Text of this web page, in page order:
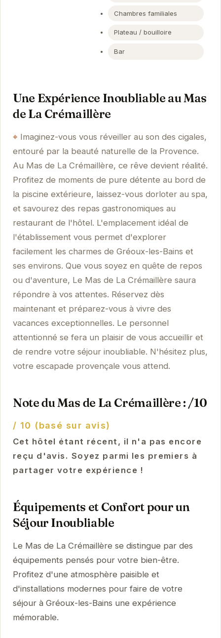
Chambres familiales
Plateau / bouilloire
Bar
Une Expérience Inoubliable au Mas
de La Crémaillère
Imaginez-vous vous réveiller au son des cigales,
entouré par la beauté naturelle de la Provence.
Au Mas de La Crémaillère, ce rêve devient réalité.
Profitez de moments de pure détente au bord de
la piscine extérieure, laissez-vous dorloter au spa,
et savourez des repas gastronomiques au
restaurant de l'hôtel. L'emplacement idéal de
l'établissement vous permet d'explorer
facilement les charmes de Gréoux-les-Bains et
ses environs. Que vous soyez en quête de repos
ou d'aventure, Le Mas de La Crémaillère saura
répondre à vos attentes. Réservez dès
maintenant et préparez-vous à vivre des
vacances exceptionnelles. Le personnel
attentionné se fera un plaisir de vous accueillir et
de rendre votre séjour inoubliable. N'hésitez plus,
votre escapade provençale vous attend.
Note du Mas de La Crémaillère : /10
/ 10 (basé sur avis)
Cet hôtel étant récent, il n'a pas encore
reçu d'avis. Soyez parmi les premiers à
partager votre expérience !
Équipements et Confort pour un
Séjour Inoubliable
Le Mas de La Crémaillère se distingue par des
équipements pensés pour votre bien-être.
Profitez d'une atmosphère paisible et
d'installations modernes pour faire de votre
séjour à Gréoux-les-Bains une expérience
mémorable.